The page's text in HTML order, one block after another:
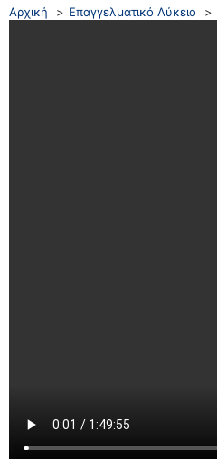
Αρχική Επαγγελματικό Λύκειο